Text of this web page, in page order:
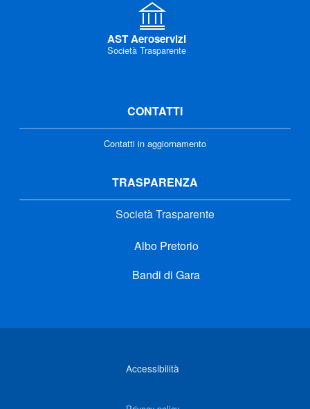
AST Aeroservizi
Società Trasparente
CONTATTI
Contatti in aggiornamento
TRASPARENZA
Società Trasparente
Albo Pretorio
Bandi di Gara
Accessibilità